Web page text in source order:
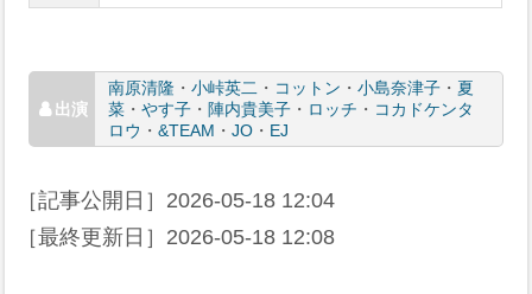
南原清隆 ・ 小峠英二 ・ コットン ・ 小島奈津子・ 夏
菜・ やす子・ 陣内貴美子・ ロッチ ・ コカドケンタ
ロウ ・ &TEAM ・ JO・ EJ
［記事公開日］ 2026-05-18 12:04
［最終更新日］ 2026-05-18 12:08